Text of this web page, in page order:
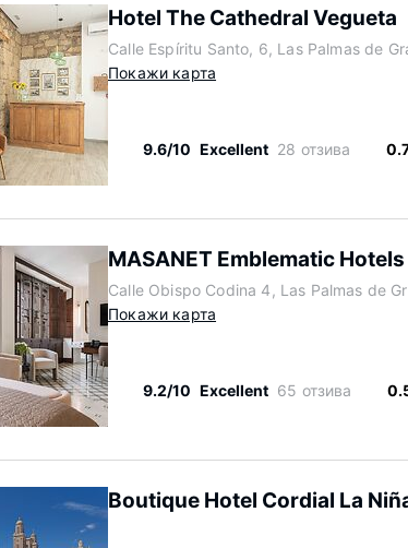
Hotel The Cathedral Vegueta
Calle Espíritu Santo, 6, Las Palmas de
Покажи карта
9.6/10 Excellent 28 отзива
MASANET Emblematic
Calle Obispo Codina 4, Las Palmas de
Покажи карта
9.2/10 Excellent 65 отзива
Boutique Hotel Cordial La